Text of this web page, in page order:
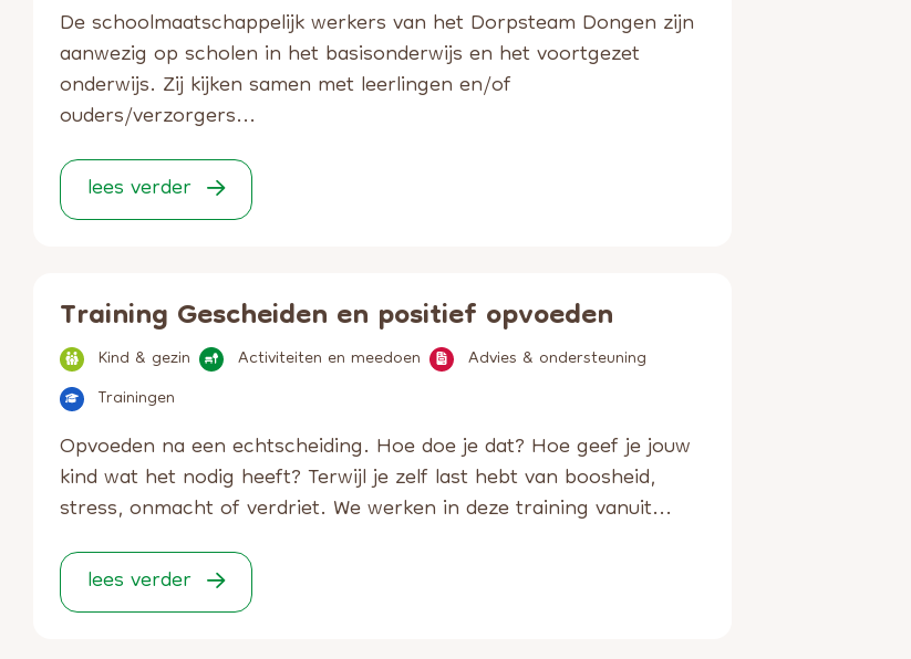
De schoolmaatschappelijk werkers van het Dorpsteam Dongen zijn
aanwezig op scholen in het basisonderwijs en het voortgezet
onderwijs. Zij kijken samen met leerlingen en/of
ouders/verzorgers...
lees verder
Training Gescheiden en positief opvoeden
Kind & gezin Activiteiten en meedoen
Advies & ondersteuning
Trainingen
Opvoeden na een echtscheiding. Hoe doe je dat? Hoe geef je jouw
kind wat het nodig heeft? Terwijl je zelf last hebt van boosheid,
stress, onmacht of verdriet. We werken in deze training vanuit...
lees verder